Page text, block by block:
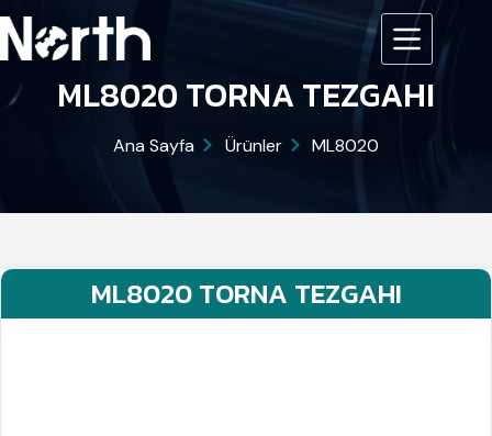
ML8020 TORNA TEZGAHI
Ana Sayfa Ürünler ML8020
ML8020 TORNA TEZGAHI